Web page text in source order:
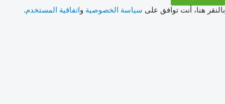
بالنقر هنا، أنت توافق على سياسة الخصوصية واتفاقية المستخدم.